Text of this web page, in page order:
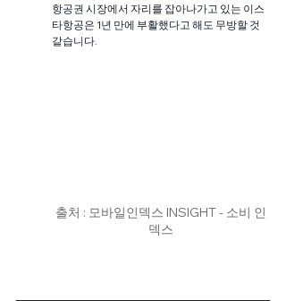
항공권 시장에서 자리를 잡아나가고 있는 이스
타항공은 1년 만에 부활했다고 해도 무방할 것
같습니다.
출처 : 모바일인덱스 INSIGHT - 소비 인
덱스